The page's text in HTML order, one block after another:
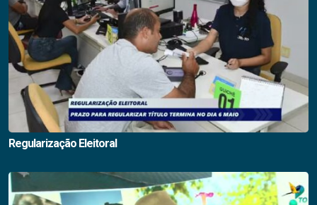
Regularização Eleitoral